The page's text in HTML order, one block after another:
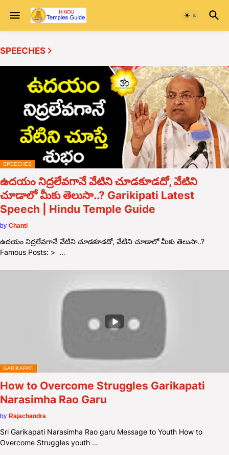
SPEECHES
SPEECHES
ఉద‌యం నిద్ర‌లేవ‌గానే వేటిని చూడ‌కూడదో, వేటిని
చూడాలో మీకు తెలుసా..? Garikipati Latest
Speech | Hindu Temple Guide
by Chanti
ఉద‌యం నిద్ర‌లేవ‌గానే వేటిని చూడ‌కూడదో, వేటిని చూడాలో మీకు తెలుసా..?
Famous Posts: > …
GARIKAPATI
How to Overcome Struggles Garikapati
Narasimha Rao Garu
by Rajachandra
Sri Garikapati Narasimha Rao garu Message to Youth How to
Overcome Struggles youth …